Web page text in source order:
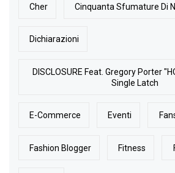
Cher Cinquanta Sfumature Di
Dichiarazioni
DISCLOSURE Feat. Gregory Porter
Single Latch
E-Commerce Eventi
Fashion Blogger Fitness